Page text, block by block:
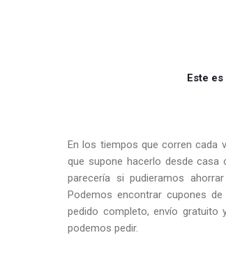
Este
En los tiempos que corren cada
que supone hacerlo desde
parecería si pudieramos
Podemos encontrar cupones
pedido completo, envío
podemos pedir.